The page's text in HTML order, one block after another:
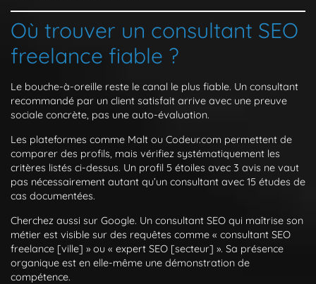
Où trouver un consultant SEO
freelance fiable ?
Le bouche-à-oreille reste le canal le plus fiable. Un consultant
recommandé par un client satisfait arrive avec une preuve
sociale concrète, pas une auto-évaluation.
Les plateformes comme Malt ou Codeur.com permettent de
comparer des profils, mais vérifiez systématiquement les
critères listés ci-dessus. Un profil 5 étoiles avec 3 avis ne vaut
pas nécessairement autant qu’un consultant avec 15 études de
cas documentées.
Cherchez aussi sur Google. Un consultant SEO qui maîtrise son
métier est visible sur des requêtes comme « consultant SEO
freelance [ville] » ou « expert SEO [secteur] ». Sa présence
organique est en elle-même une démonstration de
compétence.